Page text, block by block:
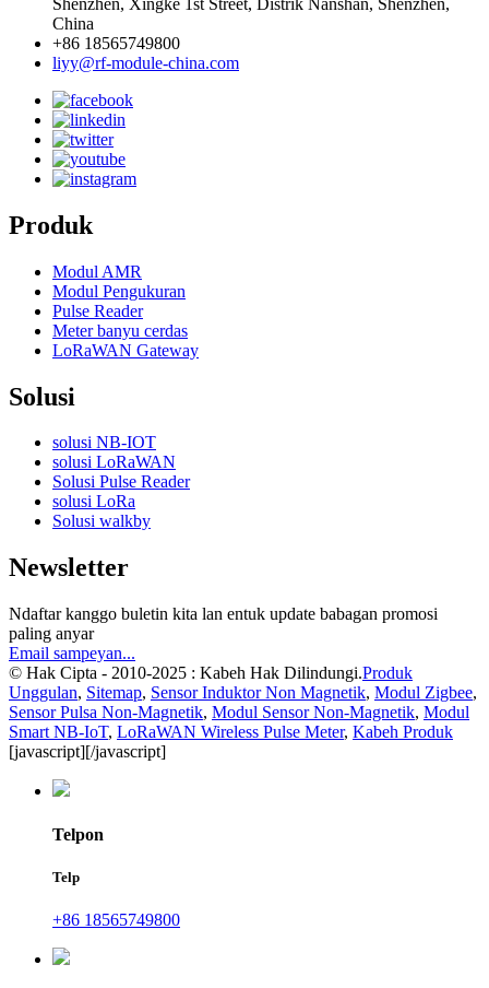
China
+86 18565749800
liyy@rf-module-china.com
Produk
Modul AMR
Modul Pengukuran
Pulse Reader
Meter banyu cerdas
LoRaWAN Gateway
Solusi
solusi NB-IOT
solusi LoRaWAN
Solusi Pulse Reader
solusi LoRa
Solusi walkby
Newsletter
Ndaftar kanggo buletin kita lan entuk update babagan promosi
paling anyar
Email sampeyan...
© Hak Cipta - 2010-2025 : Kabeh Hak Dilindungi.Produk
Unggulan, Sitemap, Sensor Induktor Non Magnetik, Modul Zigbee,
Sensor Pulsa Non-Magnetik, Modul Sensor Non-Magnetik, Modul
Smart NB-IoT, LoRaWAN Wireless Pulse Meter, Kabeh Produk
[javascript][/javascript]
Telpon
Telp
+86 18565749800